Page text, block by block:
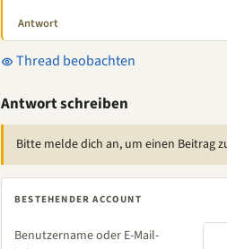
Antwort
Thread beobachten
Antwort schreiben
Bitte melde dich an, um einen Beitrag
BESTEHENDER ACCOUNT
Benutzername oder E-Mail-